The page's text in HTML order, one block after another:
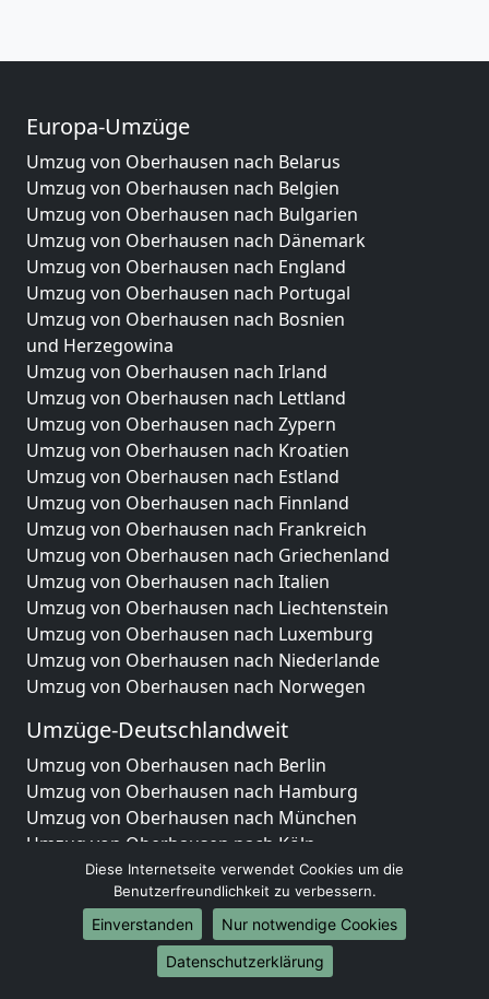
Europa-Umzüge
Umzug von Oberhausen nach Belarus
Umzug von Oberhausen nach Belgien
Umzug von Oberhausen nach Bulgarien
Umzug von Oberhausen nach Dänemark
Umzug von Oberhausen nach England
Umzug von Oberhausen nach Portugal
Umzug von Oberhausen nach Bosnien
und Herzegowina
Umzug von Oberhausen nach Irland
Umzug von Oberhausen nach Lettland
Umzug von Oberhausen nach Zypern
Umzug von Oberhausen nach Kroatien
Umzug von Oberhausen nach Estland
Umzug von Oberhausen nach Finnland
Umzug von Oberhausen nach Frankreich
Umzug von Oberhausen nach Griechenland
Umzug von Oberhausen nach Italien
Umzug von Oberhausen nach Liechtenstein
Umzug von Oberhausen nach Luxemburg
Umzug von Oberhausen nach Niederlande
Umzug von Oberhausen nach Norwegen
Umzüge-Deutschlandweit
Umzug von Oberhausen nach Berlin
Umzug von Oberhausen nach Hamburg
Umzug von Oberhausen nach München
Umzug von Oberhausen nach Köln
Umzug von Oberhausen nach Frankfurt am Main
Umzug von Oberhausen nach Stuttgart
Umzug von Oberhausen nach Düsseldorf
Umzug von Oberhausen nach Leipzig
Umzug von Oberhausen nach Dortmund
Diese Internetseite verwendet Cookies um die
Benutzerfreundlichkeit zu verbessern.
Einverstanden
Nur notwendige Cookies
Datenschutzerklärung